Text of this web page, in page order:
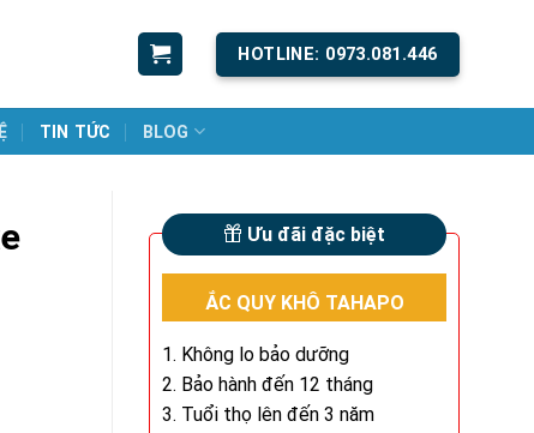
HOTLINE: 0973.081.446
TIN TỨC BLOG
Ưu đãi đặc biệt
ẮC QUY KHÔ TAHAPO
1. Không lo bảo dưỡng
2. Bảo hành đến 12 tháng
3. Tuổi thọ lên đến 3 năm